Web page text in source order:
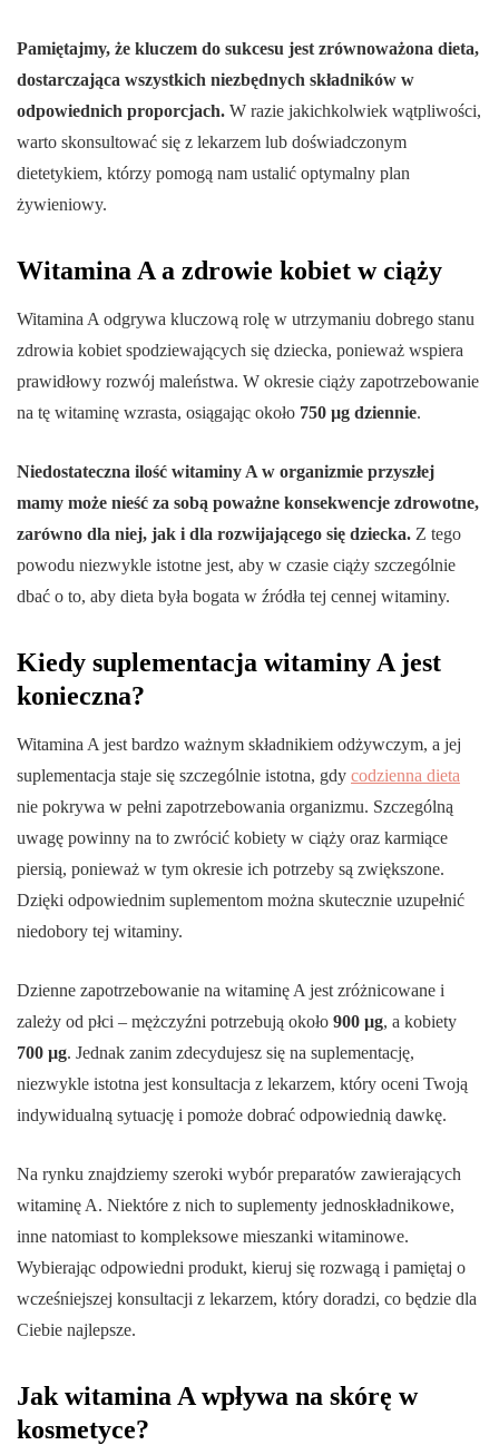
Pamiętajmy, że kluczem do sukcesu jest zrównoważona dieta,
dostarczająca wszystkich niezbędnych składników w
odpowiednich proporcjach. W razie jakichkolwiek wątpliwości,
warto skonsultować się z lekarzem lub doświadczonym
dietetykiem, którzy pomogą nam ustalić optymalny plan
żywieniowy.
Witamina A a zdrowie kobiet w ciąży
Witamina A odgrywa kluczową rolę w utrzymaniu dobrego stanu
zdrowia kobiet spodziewających się dziecka, ponieważ wspiera
prawidłowy rozwój maleństwa. W okresie ciąży zapotrzebowanie
na tę witaminę wzrasta, osiągając około 750 µg dziennie.
Niedostateczna ilość witaminy A w organizmie przyszłej
mamy może nieść za sobą poważne konsekwencje zdrowotne,
zarówno dla niej, jak i dla rozwijającego się dziecka. Z tego
powodu niezwykle istotne jest, aby w czasie ciąży szczególnie
dbać o to, aby dieta była bogata w źródła tej cennej witaminy.
Kiedy suplementacja witaminy A jest
konieczna?
Witamina A jest bardzo ważnym składnikiem odżywczym, a jej
suplementacja staje się szczególnie istotna, gdy codzienna dieta
nie pokrywa w pełni zapotrzebowania organizmu. Szczególną
uwagę powinny na to zwrócić kobiety w ciąży oraz karmiące
piersią, ponieważ w tym okresie ich potrzeby są zwiększone.
Dzięki odpowiednim suplementom można skutecznie uzupełnić
niedobory tej witaminy.
Dzienne zapotrzebowanie na witaminę A jest zróżnicowane i
zależy od płci – mężczyźni potrzebują około 900 µg, a kobiety
700 µg. Jednak zanim zdecydujesz się na suplementację,
niezwykle istotna jest konsultacja z lekarzem, który oceni Twoją
indywidualną sytuację i pomoże dobrać odpowiednią dawkę.
Na rynku znajdziemy szeroki wybór preparatów zawierających
witaminę A. Niektóre z nich to suplementy jednoskładnikowe,
inne natomiast to kompleksowe mieszanki witaminowe.
Wybierając odpowiedni produkt, kieruj się rozwagą i pamiętaj o
wcześniejszej konsultacji z lekarzem, który doradzi, co będzie dla
Ciebie najlepsze.
Jak witamina A wpływa na skórę w
kosmetyce?